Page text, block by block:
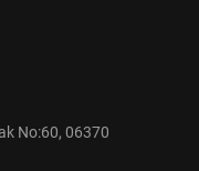
No:60, 06370